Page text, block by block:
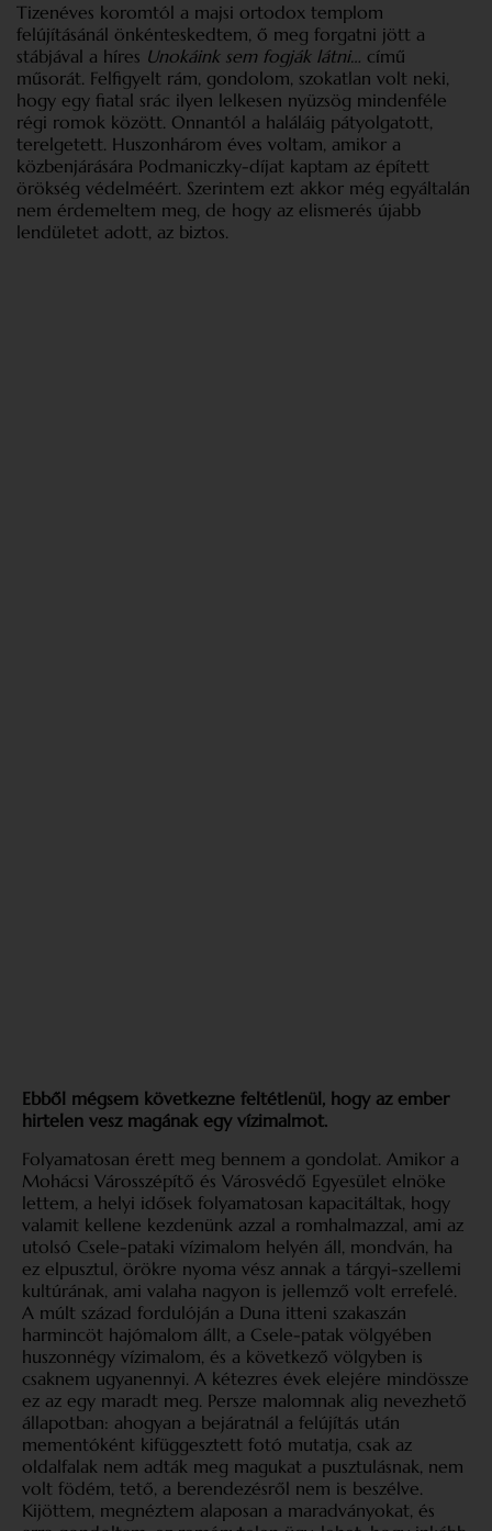
Tizenéves koromtól a majsi ortodox templom
felújításánál önkénteskedtem, ő meg forgatni jött a
stábjával a híres Unokáink sem fogják látni… című
műsorát. Felfigyelt rám, gondolom, szokatlan volt neki,
hogy egy fiatal srác ilyen lelkesen nyüzsög mindenféle
régi romok között. Onnantól a haláláig pátyolgatott,
terelgetett. Huszonhárom éves voltam, amikor a
közbenjárására Podmaniczky-díjat kaptam az épített
örökség védelméért. Szerintem ezt akkor még egyáltalán
nem érdemeltem meg, de hogy az elismerés újabb
lendületet adott, az biztos.
Ebből mégsem következne feltétlenül, hogy az ember
hirtelen vesz magának egy vízimalmot.
Folyamatosan érett meg bennem a gondolat. Amikor a
Mohácsi Városszépítő és Városvédő Egyesület elnöke
lettem, a helyi idősek folyamatosan kapacitáltak, hogy
valamit kellene kezdenünk azzal a romhalmazzal, ami az
utolsó Csele-pataki vízimalom helyén áll, mondván, ha
ez elpusztul, örökre nyoma vész annak a tárgyi-szellemi
kultúrának, ami valaha nagyon is jellemző volt errefelé.
A múlt század fordulóján a Duna itteni szakaszán
harmincöt hajómalom állt, a Csele-patak völgyében
huszonnégy vízimalom, és a következő völgyben is
csaknem ugyanennyi. A kétezres évek elejére mindössze
ez az egy maradt meg. Persze malomnak alig nevezhető
állapotban: ahogyan a bejáratnál a felújítás után
mementóként kifüggesztett fotó mutatja, csak az
oldalfalak nem adták meg magukat a pusztulásnak, nem
volt födém, tető, a berendezésről nem is beszélve.
Kijöttem, megnéztem alaposan a maradványokat, és